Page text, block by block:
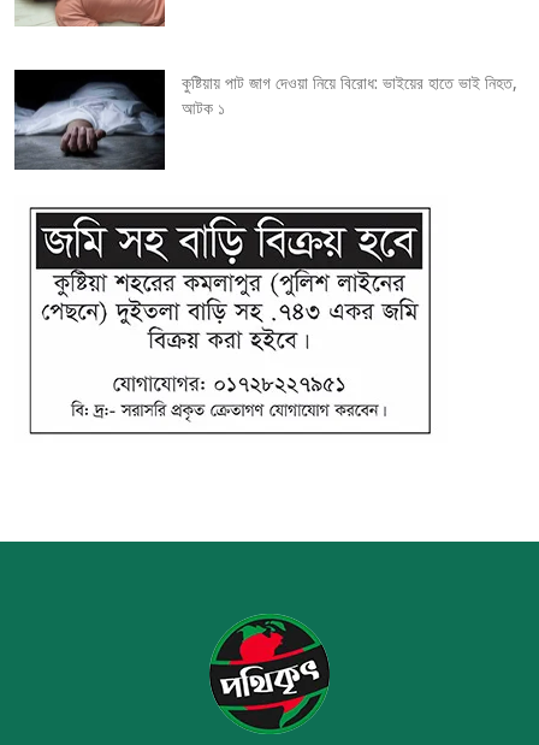
n
কুষ্টিয়ায় পাট জাগ দেওয়া নিয়ে বিরোধ: ভাইয়ের হাতে ভাই নিহত,
আটক ১